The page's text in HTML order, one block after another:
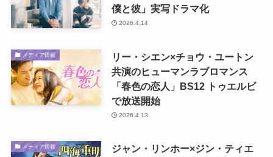
僕と彼」実写ドラマ化
2026.4.14
メディア情報
リー・シエン×チョウ・ユートン
共演のヒューマンラブロマンス
「春色の恋人」BS12 トゥエルビ
で放送開始
2026.4.13
メディア情報
ジャン・リンホー×ジン・ティエ